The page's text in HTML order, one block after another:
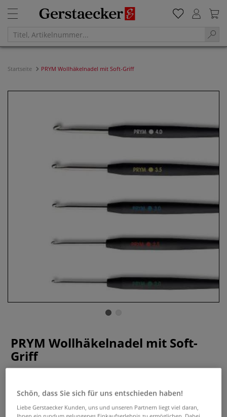
Startseite PRYM Wollhäkelnadel mit Soft-Griff
PRYM Wollhäkelnadel mit Soft-
Griff
Prym-WOLLHÄKELNADEL aus Aluminium mit farbigem Soft-
Griff. Lieferbar in den Längen: L =14 und 15 cm und in den
Schön, dass Sie sich für uns entschieden haben!
Liebe Gerstaecker Kunden, uns und unseren Partnern liegt viel daran,